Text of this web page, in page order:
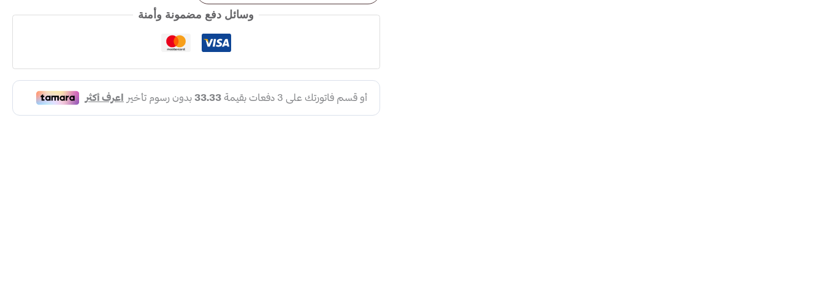
وسائل دفع مضمونة وأمنة